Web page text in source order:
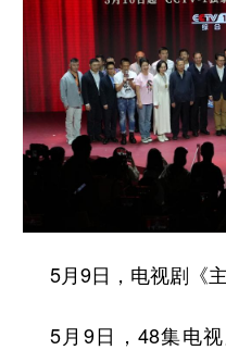
山东 河南
广东 广西
四川 贵州
陕西 甘肃
新疆 内蒙古
5月9日，电视剧《主
5月9日，48集电视